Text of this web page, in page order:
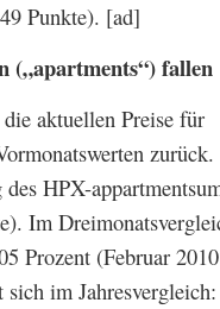
Punkte). [ad]
(„apartments“) fallen
aktuellen Preise für
HPX-
Im
Prozent (Februar
im